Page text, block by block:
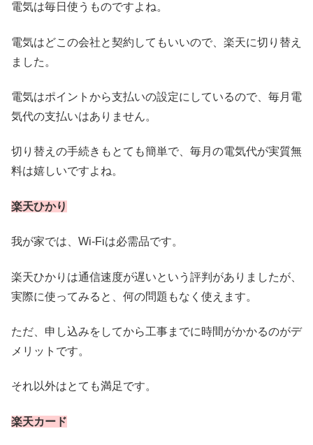
電気は毎日使うものですよね。
電気はどこの会社と契約してもいいので、楽天に切り替え
ました。
電気はポイントから支払いの設定にしているので、毎月電
気代の支払いはありません。
切り替えの手続きもとても簡単で、毎月の電気代が実質無
料は嬉しいですよね。
楽天ひかり
我が家では、Wi-Fiは必需品です。
楽天ひかりは通信速度が遅いという評判がありましたが、
実際に使ってみると、何の問題もなく使えます。
ただ、申し込みをしてから工事までに時間がかかるのがデ
メリットです。
それ以外はとても満足です。
楽天カード